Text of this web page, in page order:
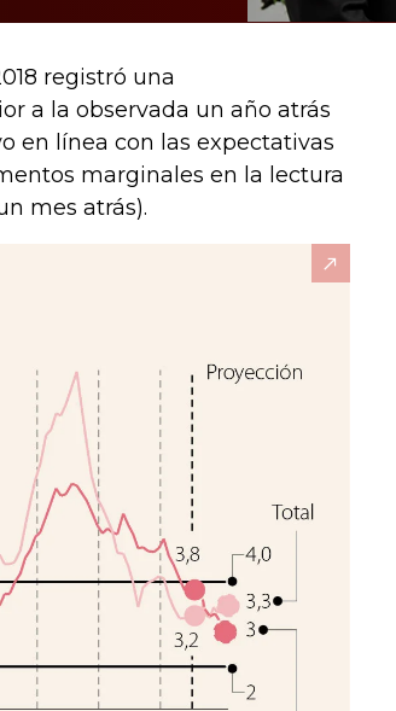
registró una
a la observada un año atrás
en línea con las expectativas
marginales en la lectura
mes atrás).